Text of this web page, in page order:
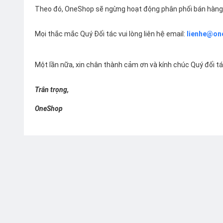
Theo đó, OneShop sẽ ngừng hoạt động phân phối bán
Mọi thắc mắc Quý Đối tác vui lòng liên hệ email:
Một lần nữa, xin chân thành cảm ơn và kính chúc Quý đối
Trân trọng,
OneShop